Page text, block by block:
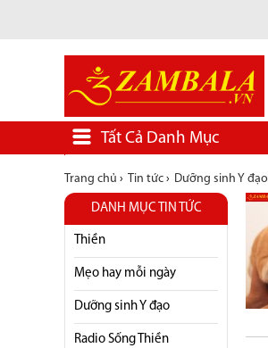
Tất Cả Danh Mục
Trang chủ › Tin tức › Dưỡng sinh Y đạo
DANH MỤC TIN TỨC
Thiền
Mẹo hay mỗi ngày
Dưỡng sinh Y đạo
Radio Sống Thiền